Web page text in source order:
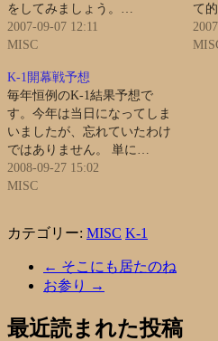
をしてみましょう。…
2007-09-07 12:11
MISC
て
K-1開幕戦予想
毎年恒例のK-1結果予想で
す。今年は当日になってしま
いましたが、忘れていたわけ
ではありません。 単に…
2008-09-27 15:02
MISC
カテゴリー: MISC K-1
← そこにも居たのね
お参り
→
最近読まれた投稿